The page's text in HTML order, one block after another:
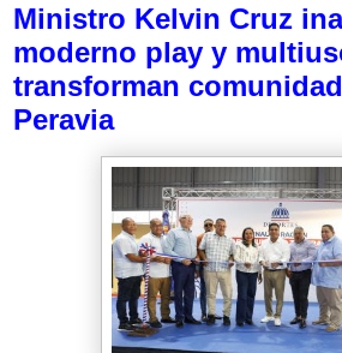
Ministro Kelvin Cruz
moderno play y
transforman
Peravia